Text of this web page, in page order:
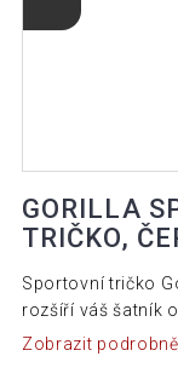
GORILLA
TRIČKO,
Sportovní tričko
rozšíří váš šatník
Zobrazit